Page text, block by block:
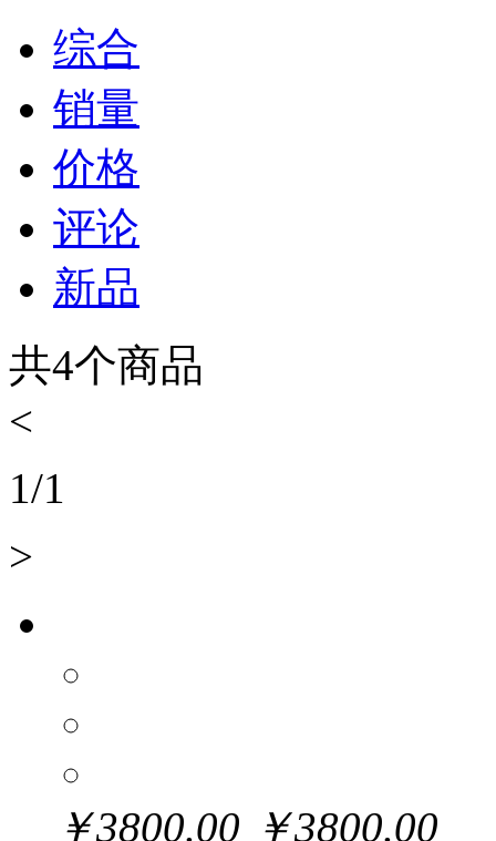
综合
销量
价格
评论
新品
共4个商品
<
1/1
>
￥3800.00 ￥3800.00